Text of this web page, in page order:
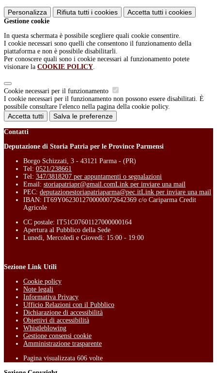
Personalizza Rifiuta tutti i cookies Accetta tutti i cookies
Gestione cookie
In questa schermata è possibile scegliere quali cookie consentire.
I cookie necessari sono quelli che consentono il funzionamento della
piattaforma e non è possibile disabilitarli.
Per conoscere quali sono i cookie necessari al funzionamento potete
visionare la COOKIE POLICY
Cookie necessari per il funzionamento
I cookie necessari per il funzionamento non possono essere disabilitati. È
possibile consultare l'elenco nella pagina della cookie policy.
Accetta tutti Salva le preferenze
Contatti
Deputazione di Storia Patria per le Province Parmensi
Borgo Schizzati, 3 - 43121 Parma - (PR)
Tel: 0521/238661
Tel: 347/3818207 per appuntamenti o segnalazioni
Email: storiapatriapr@gmail.comLink per inviare una mail
PEC: deputazionestoriapatriaparma@pec.itLink per inviare una mail
IBAN: IT69Y0623012700000072642369 c/o Cariparma Credit
Agricole
CC postale: IT51C07601127000000164
Apertura al Pubblico della Sede
Lunedì, Mercoledì e Giovedì: 15:00 - 19:00
Sezione Link Utili
Cookie policy
Note legali
Informativa Privacy
Ufficio Relazioni con il Pubblico
Dichiarazione di accessibilità
Obiettivi di accessibilità
Whistleblowing
Gestione consensi cookie
Amministrazione trasparente
Pagina visualizzata 606 volte